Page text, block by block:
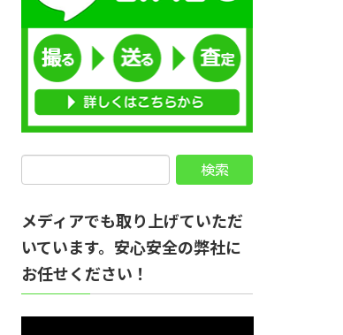
メディアでも取り上げていただ
いています。安心安全の弊社に
お任せください！